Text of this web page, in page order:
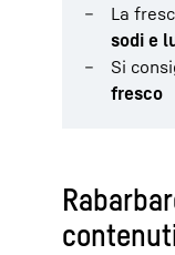
La
sodi e
Si
fresco